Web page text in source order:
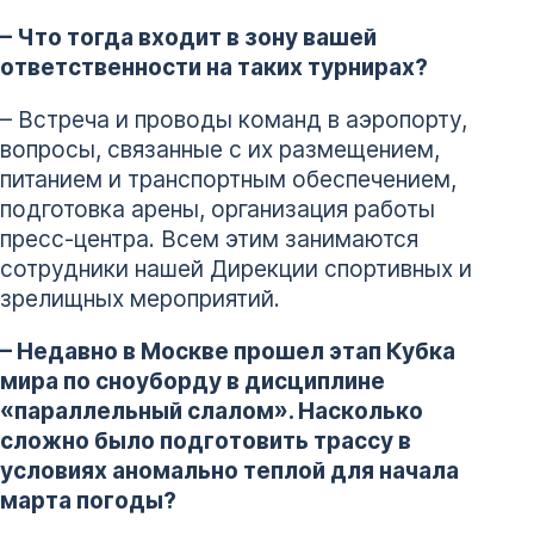
– Что тогда входит в зону вашей
ответственности на таких турнирах?
– Встреча и проводы команд в аэропорту,
вопросы, связанные с их размещением,
питанием и транспортным обеспечением,
подготовка арены, организация работы
пресс-центра. Всем этим занимаются
сотрудники нашей Дирекции спортивных и
зрелищных мероприятий.
– Недавно в Москве прошел этап Кубка
мира по сноуборду в дисциплине
«параллельный слалом». Насколько
сложно было подготовить трассу в
условиях аномально теплой для начала
марта погоды?